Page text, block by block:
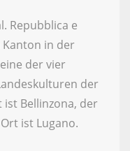
Repubblica e
Kanton in der
der vier
der
ist Bellinzona, der
ist Lugano.